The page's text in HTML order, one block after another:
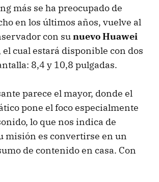
más se ha preocupado de
en los últimos años, vuelve al
con sunuevo Huawei
el cual estará disponible con dos
8,4 y 10,8 pulgadas.
parece el mayor, donde el
pone el foco especialmente
lo que nos indica de
misión es convertirse en un
de contenido en casa. Con